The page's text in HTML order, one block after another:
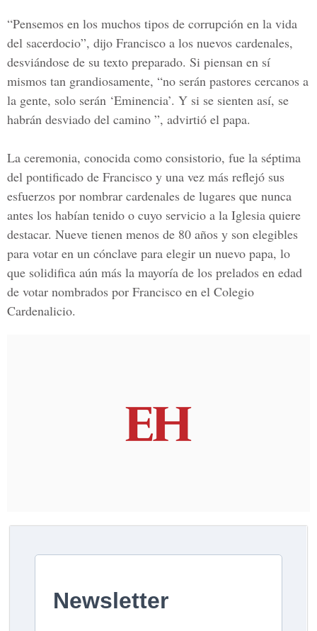
“Pensemos en los muchos tipos de corrupción en la vida
del sacerdocio”, dijo Francisco a los nuevos cardenales,
desviándose de su texto preparado. Si piensan en sí
mismos tan grandiosamente, “no serán pastores cercanos a
la gente, solo serán ‘Eminencia’. Y si se sienten así, se
habrán desviado del camino ”, advirtió el papa.
La ceremonia, conocida como consistorio, fue la séptima
del pontificado de Francisco y una vez más reflejó sus
esfuerzos por nombrar cardenales de lugares que nunca
antes los habían tenido o cuyo servicio a la Iglesia quiere
destacar. Nueve tienen menos de 80 años y son elegibles
para votar en un cónclave para elegir un nuevo papa, lo
que solidifica aún más la mayoría de los prelados en edad
de votar nombrados por Francisco en el Colegio
Cardenalicio.